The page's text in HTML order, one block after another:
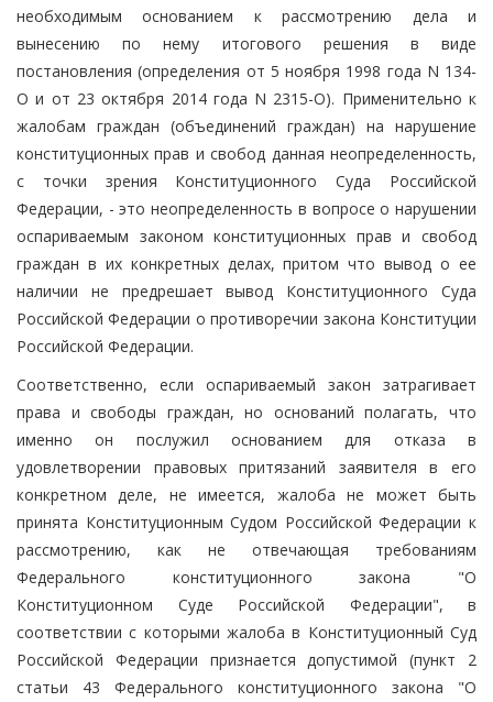
необходимым основанием к рассмотрению дела и
вынесению по нему итогового решения в виде
постановления (определения от 5 ноября 1998 года N 134-
О и от 23 октября 2014 года N 2315-О). Применительно к
жалобам граждан (объединений граждан) на нарушение
конституционных прав и свобод данная неопределенность,
с точки зрения Конституционного Суда Российской
Федерации, - это неопределенность в вопросе о нарушении
оспариваемым законом конституционных прав и свобод
граждан в их конкретных делах, притом что вывод о ее
наличии не предрешает вывод Конституционного Суда
Российской Федерации о противоречии закона Конституции
Российской Федерации.
Соответственно, если оспариваемый закон затрагивает
права и свободы граждан, но оснований полагать, что
именно он послужил основанием для отказа в
удовлетворении правовых притязаний заявителя в его
конкретном деле, не имеется, жалоба не может быть
принята Конституционным Судом Российской Федерации к
рассмотрению, как не отвечающая требованиям
Федерального конституционного закона "О
Конституционном Суде Российской Федерации", в
соответствии с которыми жалоба в Конституционный Суд
Российской Федерации признается допустимой (пункт 2
статьи 43 Федерального конституционного закона "О